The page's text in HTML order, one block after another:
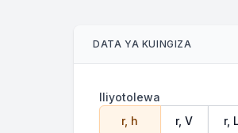
DATA YA KUINGIZA
Iliyotolewa
r, h
r, V r, L